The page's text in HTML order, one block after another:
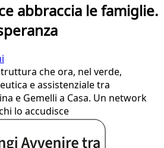
abbraccia le famiglie.
che ora, nel verde,
e assistenziale tra
e Gemelli a Casa. Un network
lo accudisce